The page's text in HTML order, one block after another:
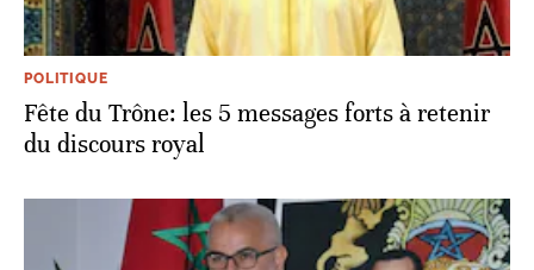
POLITIQUE
Fête du Trône: les 5 messages forts à retenir
du discours royal